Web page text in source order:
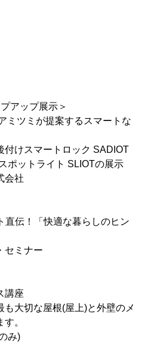
アップ展示＞
ミツミが提案するスマートな
付けスマートロック SADIOT
ポットライト SLIOTの展示
会社
直伝！「快適な暮らしのヒン
セミナー
講座
大切な屋根(屋上)と外壁のメ
。
み)